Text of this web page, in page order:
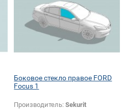
Боковое стекло правое FORD
Focus 1
Производитель:Sekurit